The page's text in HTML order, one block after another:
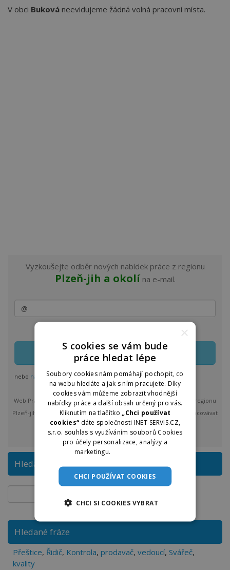
V obci Buková neevidujeme žádná volná pracovní místa.
Vyzkoušejte odběr nových nabídek práce z regionu
Plzeň-jih a okolí na e-mail.
nebo nastavit odběr pro více regionů
Web Práce u nás vám bude max. 1x denně posílat nové nabídky z regionu
Plzeň-jih a okolí. Po odeslání bude provozovatel Praceunas.cz zpracovávat
a spravovat vložené osobní údaje.více
Hledat na Práce u nás
Hledané fráze
Přeštice, Řidič, Kontrola, prodavač, vedoucí, Svářeč,
kvality
×
S cookies se vám bude
práce hledat lépe
Soubory cookies nám pomáhají pochopit, co
na webu hledáte a jak s ním pracujete. Díky
cookies vám můžeme zobrazit vhodnější
nabídky práce a další obsah určený pro vás.
Kliknutím na tlačítko
„Chci používat
cookies“ dáte společnosti INET-SERVIS.CZ,
s.r.o. souhlas s využíváním souborů Cookies
pro účely personalizace, analýzy a
marketingu.
CHCI POUŽÍVAT COOKIES
CHCI SI COOKIES VYBRAT